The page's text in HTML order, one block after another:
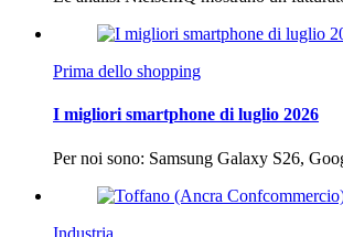
Prima dello shopping
I migliori smartphone di luglio 2026
Per noi sono: Samsung Galaxy S26,
Industria